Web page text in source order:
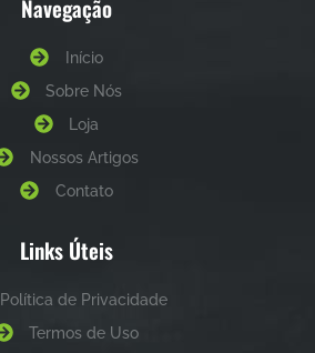
Navegação
Início
Sobre Nós
Loja
Nossos Artigos
Contato
Links Úteis
Política de Privacidade
Termos de Uso